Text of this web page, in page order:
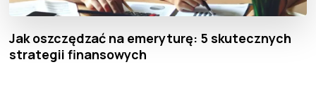
Jak oszczędzać na emeryturę: 5 skutecznych
strategii finansowych